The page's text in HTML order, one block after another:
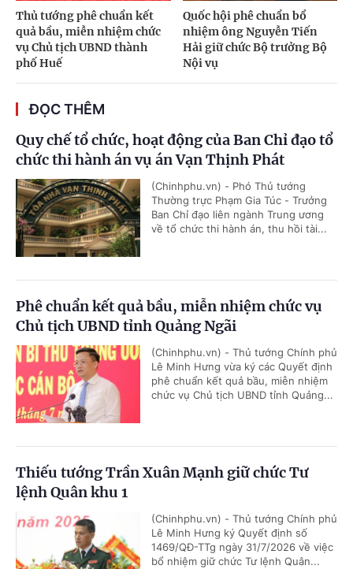
Thủ tướng phê chuẩn kết
quả bầu, miễn nhiệm chức
vụ Chủ tịch UBND thành
phố Huế
Quốc hội phê chuẩn bổ
nhiệm ông Nguyễn Tiến
Hải giữ chức Bộ trưởng Bộ
Nội vụ
ĐỌC THÊM
Quy chế tổ chức, hoạt động của Ban Chỉ đạo tổ
chức thi hành án vụ án Vạn Thịnh Phát
(Chinhphu.vn) - Phó Thủ tướng
Thường trực Phạm Gia Túc - Trưởng
Ban Chỉ đạo liên ngành Trung ương
về tổ chức thi hành án, thu hồi tài...
Phê chuẩn kết quả bầu, miễn nhiệm chức vụ
Chủ tịch UBND tỉnh Quảng Ngãi
(Chinhphu.vn) - Thủ tướng Chính phủ
Lê Minh Hưng vừa ký các Quyết định
phê chuẩn kết quả bầu, miễn nhiệm
chức vụ Chủ tịch UBND tỉnh Quảng...
Thiếu tướng Trần Xuân Mạnh giữ chức Tư
lệnh Quân khu 1
(Chinhphu.vn) - Thủ tướng Chính phủ
Lê Minh Hưng ký Quyết định số
1469/QĐ-TTg ngày 31/7/2026 về việc
bổ nhiệm giữ chức Tư lệnh Quân...